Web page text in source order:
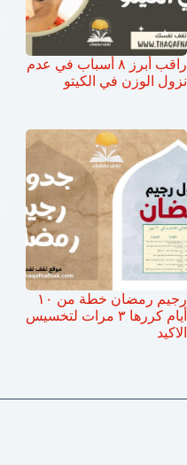
راقب أبرز ٨ أسباب في عدم
نزول الوزن في الكيتو
رجيم رمضان خطة من ١٠
أيام كررها ٣ مرات لتخسيس
الاكيد